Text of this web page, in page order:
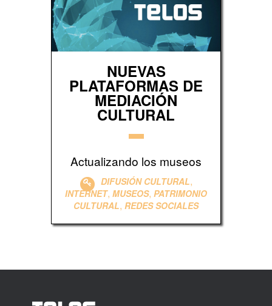
NUEVAS
PLATAFORMAS DE
MEDIACIÓN
CULTURAL
Actualizando los museos
DIFUSIÓN CULTURAL,
INTERNET, MUSEOS, PATRIMONIO
CULTURAL, REDES SOCIALES